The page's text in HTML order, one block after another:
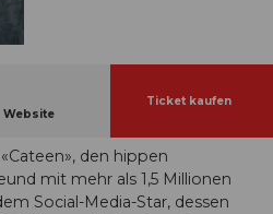
Website
Ticket kaufen
| Sumino | Saint-Saëns |
den hippen
mit mehr als 1,5 Millionen
Social-Media-Star, dessen